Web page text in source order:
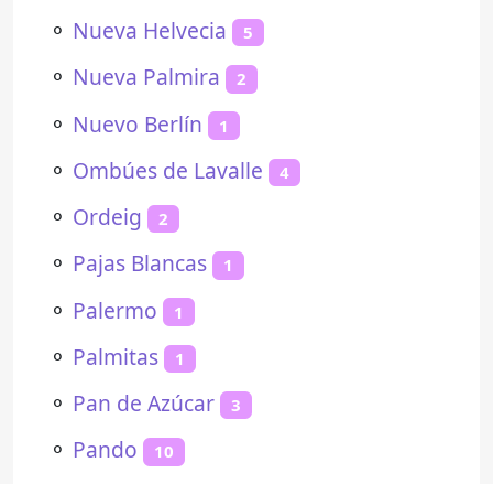
⚬ Nueva Helvecia 5
⚬ Nueva Palmira 2
⚬ Nuevo Berlín 1
⚬ Ombúes de Lavalle 4
⚬ Ordeig 2
⚬ Pajas Blancas 1
⚬ Palermo 1
⚬ Palmitas 1
⚬ Pan de Azúcar 3
⚬ Pando 10